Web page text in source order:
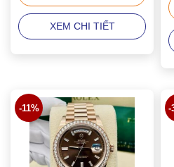
XEM CHI TIẾT
-11% -